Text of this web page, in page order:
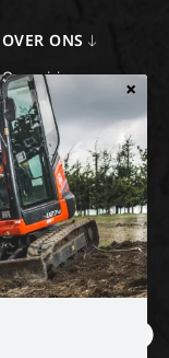
×
OVER ONS
Onze visie
Onze missie
Geschiedenis